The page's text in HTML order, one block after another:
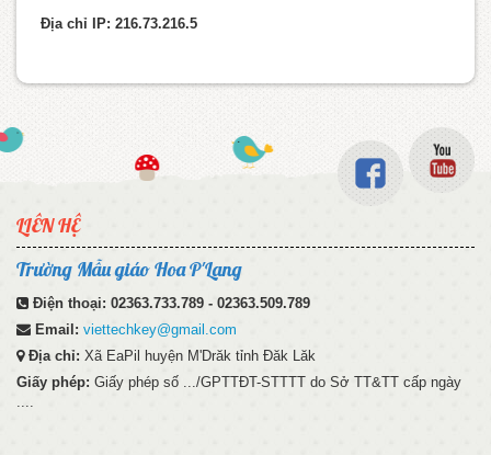
Địa chỉ IP: 216.73.216.5
LIÊN HỆ
Trường Mẫu giáo Hoa P'Lang
Điện thoại: 02363.733.789 - 02363.509.789
Email: viettechkey@gmail.com
Địa chỉ: Xã EaPil huyện M'Drăk tỉnh Đăk Lăk
Giấy phép: Giấy phép số .../GPTTĐT-STTTT do Sở TT&TT cấp ngày